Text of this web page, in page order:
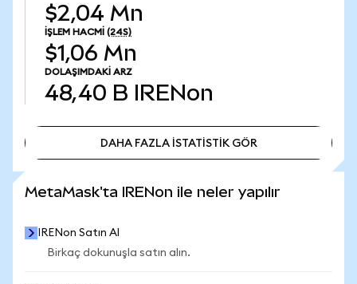
$2,04 Mn
İŞLEM HACMI (24S)
$1,06 Mn
DOLAŞIMDAKI ARZ
48,40 B IRENon
DAHA FAZLA İSTATİSTİK GÖR
MetaMask'ta IRENon ile neler yapılır
IRENon Satın Al
Birkaç dokunuşla satın alın.